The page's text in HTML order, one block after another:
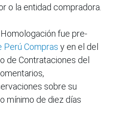
o la entidad compradora.
fue pre-
Perú Compras y en el del
de Contrataciones del
sobre su
mínimo de diez días